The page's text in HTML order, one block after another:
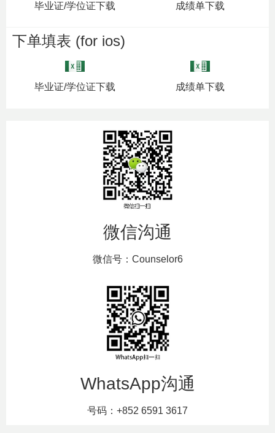
毕业证/学位证下载 成绩单下载
下单填表 (for ios)
毕业证/学位证下载 成绩单下载
微信沟通
微信号：Counselor6
WhatsApp沟通
号码：+852 6591 3617